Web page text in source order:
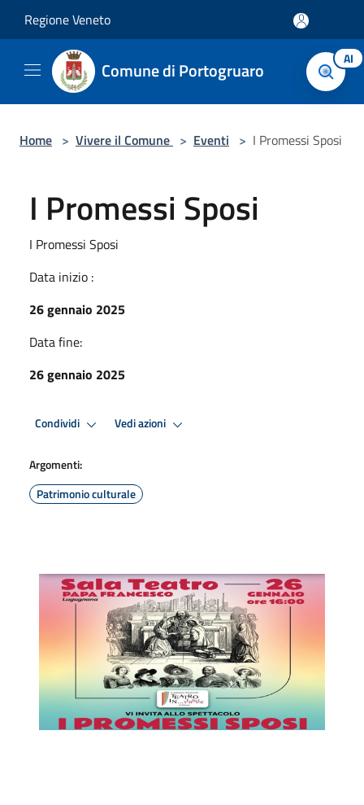
Regione Veneto
Comune di Portogruaro AI
Home > Vivere il Comune > Eventi > I Promessi Sposi
I Promessi Sposi
I Promessi Sposi
Data inizio :
26 gennaio 2025
Data fine:
26 gennaio 2025
Condividi Vedi azioni
Argomenti:
Patrimonio culturale